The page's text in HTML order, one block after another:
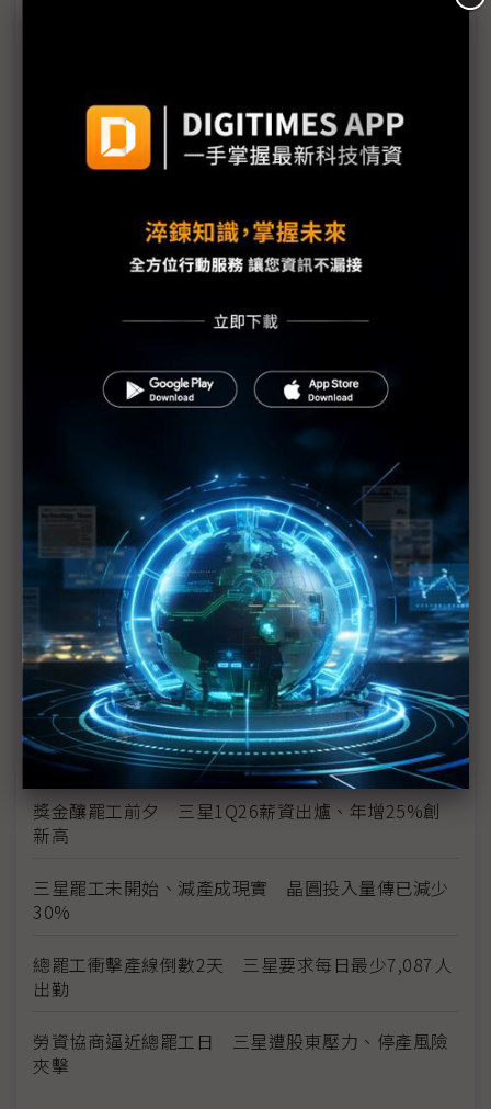
三星勞資暫定協議惹議 DX部門擬投下反對票
評析：三星罷工危機解除後 高額獎金未能撫平深層
三星最新勞資協議部門待遇落差12倍 內部隱憂恐已
【漫圖秒懂】高分紅還是拚擴產？ 三星、SK海力士
躲過三星罷工 南韓「半導體依賴症」能躲過下次危
三星工會醞釀「總罷工」反覆拉扯 DRAM、NAND
Flash漲勢恐續飆
三星史上頭一遭補償方案協議 半導體員工年終分紅
上看6億韓元
三星勞資僵局最後一刻驚險達成協議 總罷工暫緩執
行
三星總罷工危機 南韓勞動部長親自出面調解
勞資談判破局 三星工會5月21日展開總罷工
獎金釀罷工前夕 三星1Q26薪資出爐、年增25%創
新高
三星罷工未開始、減產成現實 晶圓投入量傳已減少
30%
總罷工衝擊產線倒數2天 三星要求每日最少7,087人
出勤
勞資協商逼近總罷工日 三星遭股東壓力、停產風險
夾擊